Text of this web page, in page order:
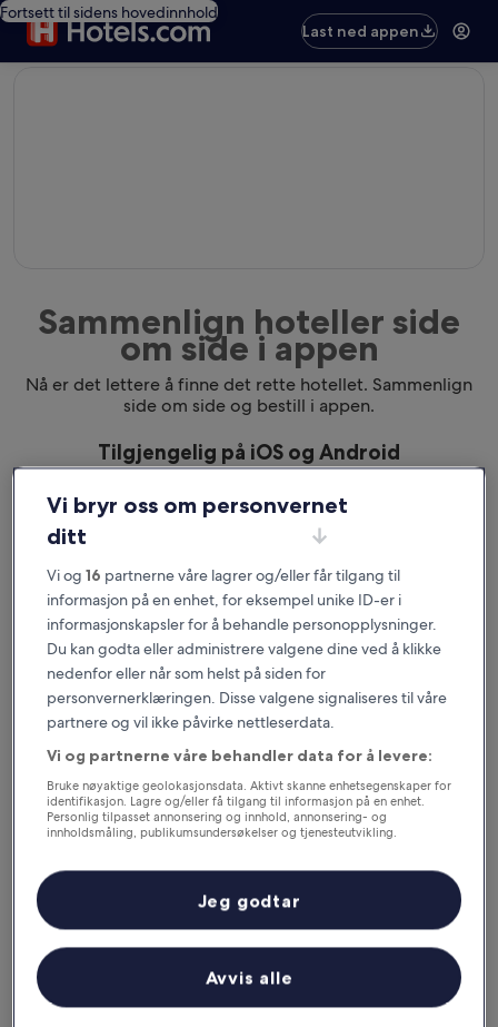
Fortsett til sidens hovedinnhold
Last ned appen
Sammenlign hoteller side
om side i appen
Nå er det lettere å finne det rette hotellet. Sammenlign
side om side og bestill i appen.
Tilgjengelig på iOS og Android
Gode grunner til å laste ned appen
vår
Motta rabatter på utvalgte hoteller i appen.
Hold deg oppdatert
Få tilgang til reiseruten din selv uten wi-fi.
Vi bryr oss om personvernet
ditt
Vi og 16 partnerne våre lagrer og/eller får tilgang til
informasjon på en enhet, for eksempel unike ID-er i
informasjonskapsler for å behandle personopplysninger.
Du kan godta eller administrere valgene dine ved å klikke
nedenfor eller når som helst på siden for
personvernerklæringen. Disse valgene signaliseres til våre
partnere og vil ikke påvirke nettleserdata.
Vi og partnerne våre behandler data for å levere:
Bruke nøyaktige geolokasjonsdata. Aktivt skanne enhetsegenskaper for
identifikasjon. Lagre og/eller få tilgang til informasjon på en enhet.
Personlig tilpasset annonsering og innhold, annonsering- og
innholdsmåling, publikumsundersøkelser og tjenesteutvikling.
Avvis alle
Jeg godtar